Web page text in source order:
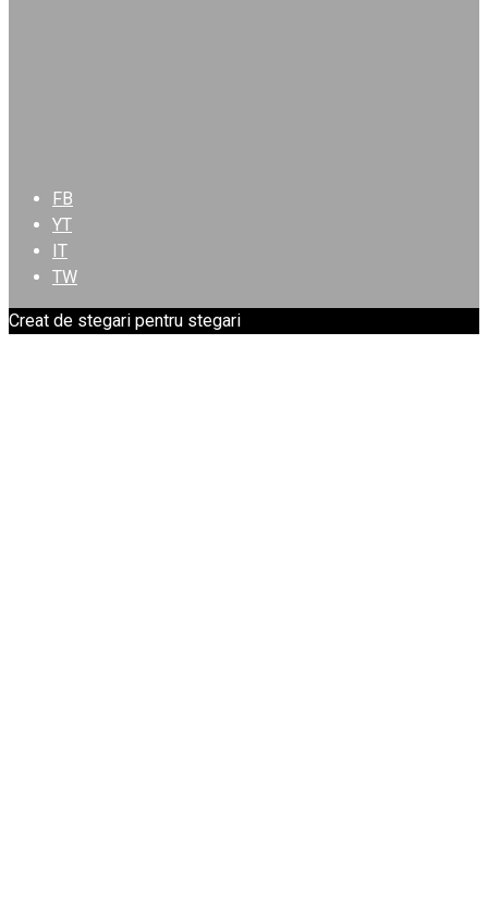
FB
YT
IT
TW
Creat de stegari pentru stegari